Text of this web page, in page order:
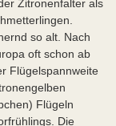
Zitronenfalter als
so alt. Nach
oft schon ab
Flügelspannweite
Flügeln
Die